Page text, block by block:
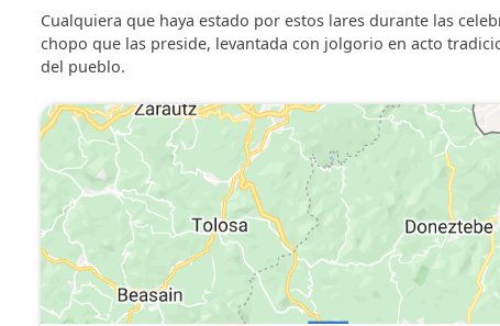
Cualquiera que haya estado por estos lares durante las
chopo que las preside, levantada con jolgorio en acto
del pueblo.